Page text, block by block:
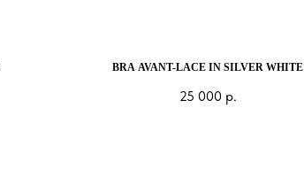
BRA AVANT-LACE IN SILVER WHITE
25 000 р.